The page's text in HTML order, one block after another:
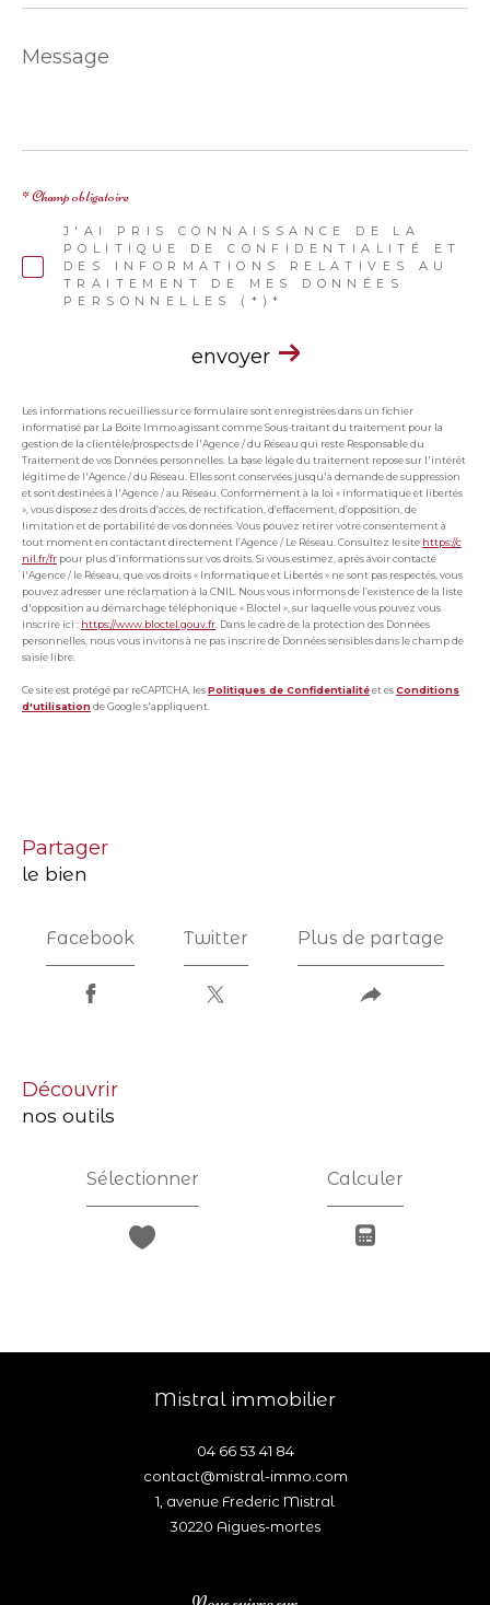
Message
J'AI PRIS CONNAISSANCE DE LA
POLITIQUE DE CONFIDENTIALITÉ ET
DES INFORMATIONS RELATIVES AU
TRAITEMENT DE MES DONNÉES
PERSONNELLES (*)*
* Champ obligatoire
envoyer
Les informations recueillies sur ce formulaire sont enregistrées dans un fichier
informatisé par La Boite Immo agissant comme Sous-traitant du traitement pour la
gestion de la clientèle/prospects de l'Agence / du Réseau qui reste Responsable du
Traitement de vos Données personnelles. La base légale du traitement repose sur l'intérêt
légitime de l'Agence / du Réseau. Elles sont conservées jusqu'à demande de suppression
et sont destinées à l'Agence / au Réseau. Conformément à la loi « informatique et libertés
», vous disposez des droits d’accès, de rectification, d’effacement, d’opposition, de
limitation et de portabilité de vos données. Vous pouvez retirer votre consentement à
tout moment en contactant directement l’Agence / Le Réseau. Consultez le site https://c
nil.fr/fr pour plus d’informations sur vos droits. Si vous estimez, après avoir contacté
l'Agence / le Réseau, que vos droits « Informatique et Libertés » ne sont pas respectés, vous
pouvez adresser une réclamation à la CNIL. Nous vous informons de l’existence de la liste
d'opposition au démarchage téléphonique « Bloctel », sur laquelle vous pouvez vous
inscrire ici : https://www.bloctel.gouv.fr . Dans le cadre de la protection des Données
personnelles, nous vous invitons à ne pas inscrire de Données sensibles dans le champ de
saisie libre.
Ce site est protégé par reCAPTCHA, lesPolitiques de Confidentialitéet esConditions
d'utilisationde Google s'appliquent.
partager
le bien
Facebook Twitter Plus de partage
découvrir
nos outils
Sélectionner Calculer
mistral immobilier
04 66 53 41 84
contact@mistral-immo.com
1, avenue Frederic Mistral
30220
aigues-mortes